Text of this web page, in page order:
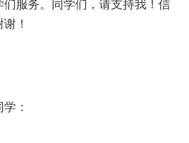
服务。同学们，请支持我！信
！
：